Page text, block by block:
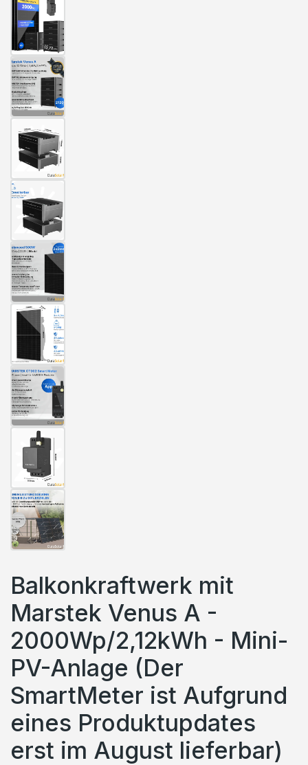
Balkonkraftwerk mit
Marstek Venus A -
2000Wp/2,12kWh - Mini-
PV-Anlage (Der
SmartMeter ist Aufgrund
eines Produktupdates
erst im August lieferbar)